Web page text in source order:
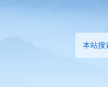
本站搜